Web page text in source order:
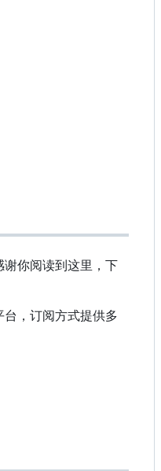
你阅读到这里，下
，订阅方式提供多